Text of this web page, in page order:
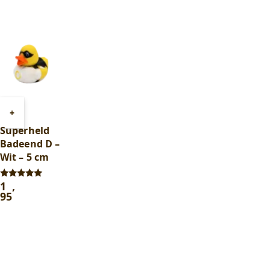
+
aan
winkelwagen
Superheld
Badeend D –
Wit – 5 cm
Gewaardeerd
5.00
uit 5
1 ,
95